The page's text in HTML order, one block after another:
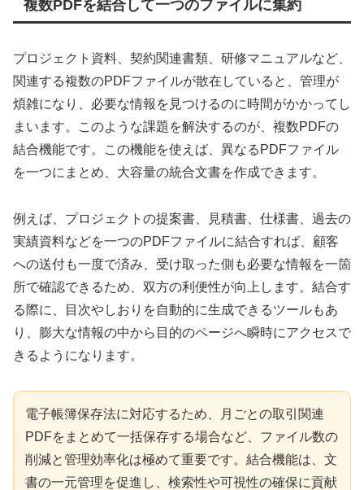
複数PDFを結合して一つのファイルに集約
プロジェクト資料、契約関連書類、研修マニュアルなど、
関連する複数のPDFファイルが散在していると、管理が
煩雑になり、必要な情報を見つけるのに時間がかかってし
まいます。このような課題を解決するのが、複数PDFの
結合機能です。この機能を使えば、異なるPDFファイル
を一つにまとめ、大容量の統合文書を作成できます。
例えば、プロジェクトの提案書、見積書、仕様書、過去の
実績資料などを一つのPDFファイルに結合すれば、顧客
への送付も一度で済み、受け取った側も必要な情報を一箇
所で確認できるため、双方の利便性が向上します。結合す
る際に、目次やしおりを自動的に生成できるツールもあ
り、膨大な情報の中から目的のページへ瞬時にアクセスで
きるようになります。
電子帳簿保存法に対応するため、月ごとの取引関連
PDFをまとめて一括保存する場合など、ファイル数の
削減と管理効率化は極めて重要です。結合機能は、文
書の一元管理を促進し、検索性や可視性の確保に貢献